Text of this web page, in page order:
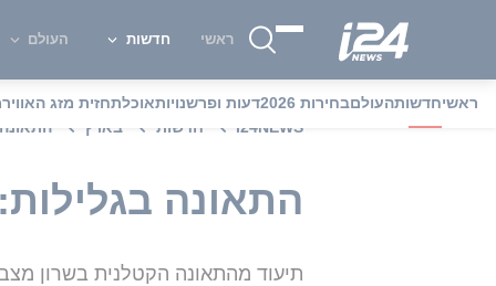
ראשי חדשות העולם
ראשיחדשותהעולםבחירות 2026 דעות ופרשנויותאוכלתחזית מזג האוויר
i24NEWS
חדשות בארץ
התאונה
תיעוד מהתאונה הקטלנית בשרון